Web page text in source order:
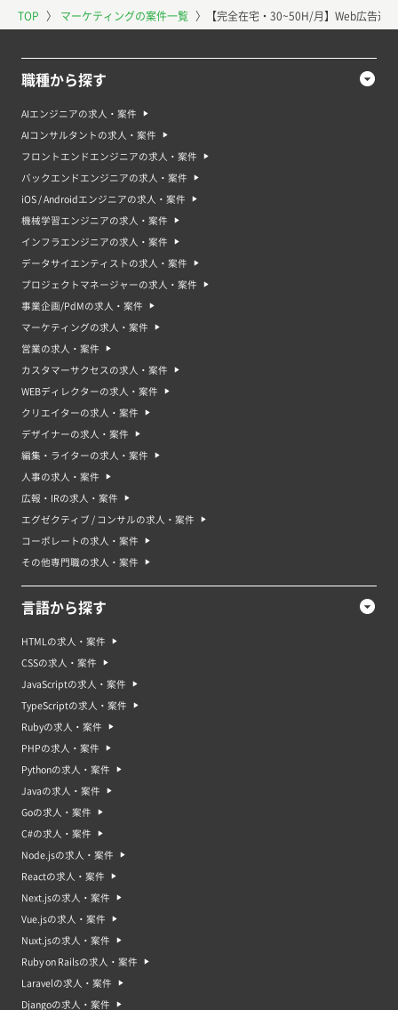
TOP 〉 マーケティングの案件一覧 〉 【完全在宅・30~50H/月】Web広告運
職種から探す
AIエンジニアの求人・案件
AIコンサルタントの求人・案件
フロントエンドエンジニアの求人・案件
バックエンドエンジニアの求人・案件
iOS / Androidエンジニアの求人・案件
機械学習エンジニアの求人・案件
インフラエンジニアの求人・案件
データサイエンティストの求人・案件
プロジェクトマネージャーの求人・案件
事業企画/PdMの求人・案件
マーケティングの求人・案件
営業の求人・案件
カスタマーサクセスの求人・案件
WEBディレクターの求人・案件
クリエイターの求人・案件
デザイナーの求人・案件
編集・ライターの求人・案件
人事の求人・案件
広報・IRの求人・案件
エグゼクティブ / コンサルの求人・案件
コーポレートの求人・案件
その他専門職の求人・案件
言語から探す
HTMLの求人・案件
CSSの求人・案件
JavaScriptの求人・案件
TypeScriptの求人・案件
Rubyの求人・案件
PHPの求人・案件
Pythonの求人・案件
Javaの求人・案件
Goの求人・案件
C#の求人・案件
Node.jsの求人・案件
Reactの求人・案件
Next.jsの求人・案件
Vue.jsの求人・案件
Nuxt.jsの求人・案件
Ruby on Railsの求人・案件
Laravelの求人・案件
Djangoの求人・案件